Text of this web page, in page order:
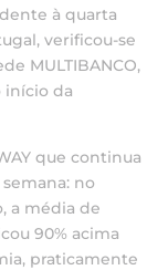
à quarta
verificou-se
MULTIBANCO,
início da
que continua
no
a média de
90% acima
praticamente